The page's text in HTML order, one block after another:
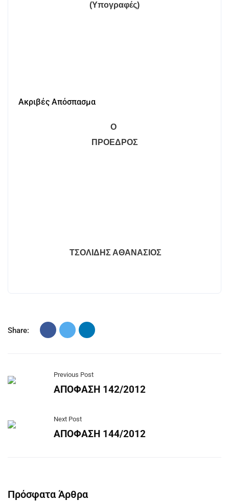
(Υπογραφές)
Ακριβές Απόσπασμα
Ο
ΠΡΟΕΔΡΟΣ
ΤΣΟΛΙΔΗΣ ΑΘΑΝΑΣΙΟΣ
Share:
Previous Post
ΑΠΟΦΑΣΗ 142/2012
Next Post
ΑΠΟΦΑΣΗ 144/2012
Πρόσφατα Άρθρα